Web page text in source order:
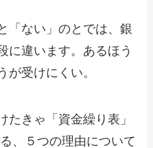
「ない」のとでは、銀
に違います。あるほう
が受けにくい。
たきゃ「資金繰り表」
、５つの理由について